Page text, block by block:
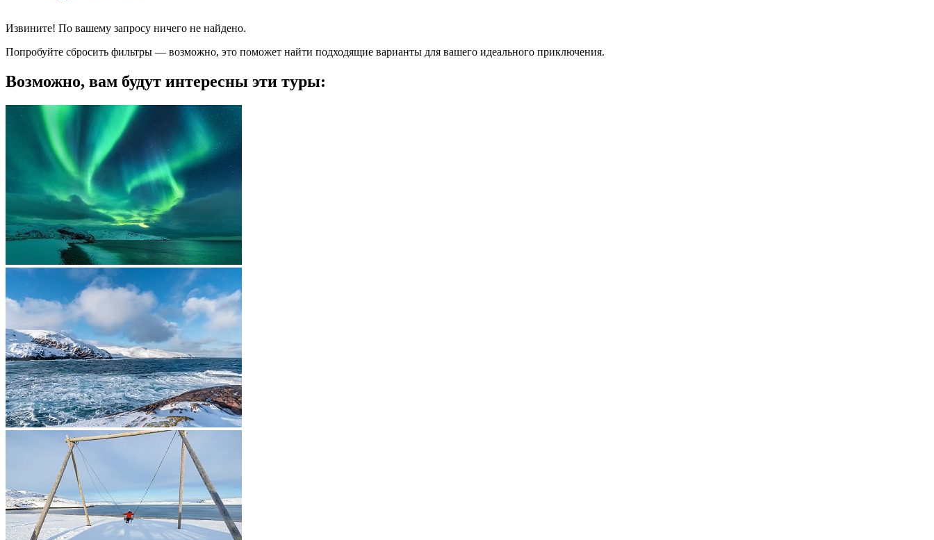
Извините! По вашему запросу ничего не найдено.
Попробуйте сбросить фильтры — возможно, это поможет найти подходящие варианты для вашего идеального приключения.
Возможно, вам будут интересны эти туры: